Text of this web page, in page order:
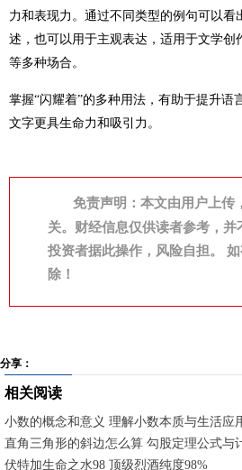
力和表现力。通过不同类型的例句可以看
述，也可以用于主观表达，适用于文学创
等多种场合。
掌握“闪耀着”的多种用法，有助于提升语
文字更具生命力和吸引力。
免责声明：本文由用户上传
关。财经信息仅供读者参考，并
投资者据此操作，风险自担。
除！
分享：
相关阅读
小数的概念和意义 理解小数本质与生活应
直角三角形的斜边怎么算 勾股定理公式与
伏特加生命之水98 顶级烈酒纯度98%